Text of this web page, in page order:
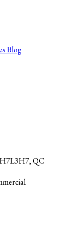
Blog
H7L3H7, QC